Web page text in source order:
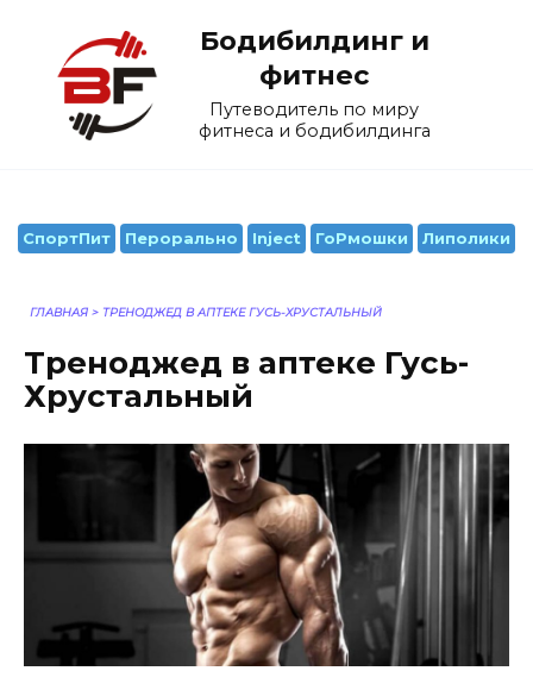
содержанию
Бодибилдинг и
фитнес
Путеводитель по миру
фитнеса и бодибилдинга
СпортПит Перорально Inject ГоРмошки Липолики
ГЛАВНАЯ > ТРЕНОДЖЕД В АПТЕКЕ ГУСЬ-ХРУСТАЛЬНЫЙ
Треноджед в аптеке Гусь-
Хрустальный